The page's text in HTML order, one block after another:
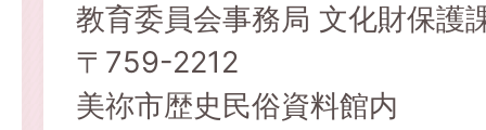
教育委員会事務局 文化財保護
〒759-2212
美祢市歴史民俗資料館内